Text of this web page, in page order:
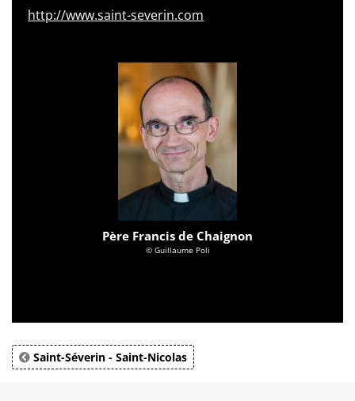
http://www.saint-severin.com
Père Francis de Chaignon
© Guillaume Poli
Saint-Séverin - Saint-Nicolas